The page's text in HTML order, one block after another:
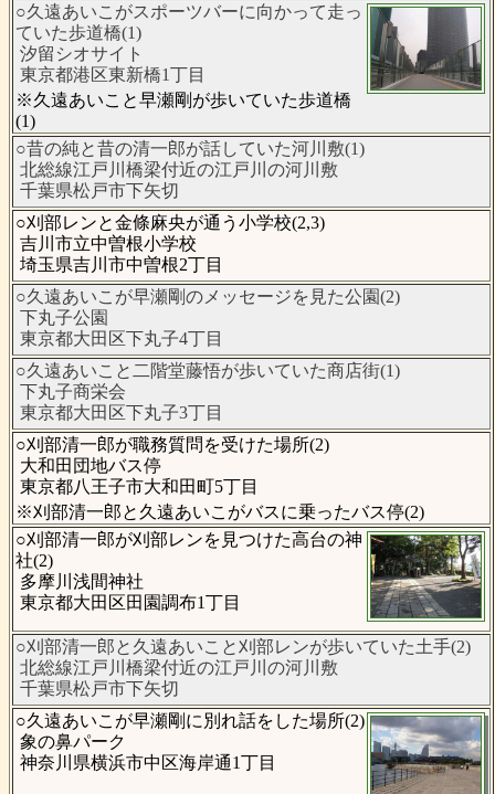
○久遠あいこがスポーツバーに向かって走っ
ていた歩道橋(1)
汐留シオサイト
東京都港区東新橋1丁目
※久遠あいこと早瀬剛が歩いていた歩道橋
(1)
○昔の純と昔の清一郎が話していた河川敷(1)
北総線江戸川橋梁付近の江戸川の河川敷
千葉県松戸市下矢切
○刈部レンと金條麻央が通う小学校(2,3)
吉川市立中曽根小学校
埼玉県吉川市中曽根2丁目
○久遠あいこが早瀬剛のメッセージを見た公園(2)
下丸子公園
東京都大田区下丸子4丁目
○久遠あいこと二階堂藤悟が歩いていた商店街(1)
下丸子商栄会
東京都大田区下丸子3丁目
○刈部清一郎が職務質問を受けた場所(2)
大和田団地バス停
東京都八王子市大和田町5丁目
※刈部清一郎と久遠あいこがバスに乗ったバス停(2)
○刈部清一郎が刈部レンを見つけた高台の神
社(2)
多摩川浅間神社
東京都大田区田園調布1丁目
○刈部清一郎と久遠あいこと刈部レンが歩いていた土手(2)
北総線江戸川橋梁付近の江戸川の河川敷
千葉県松戸市下矢切
○久遠あいこが早瀬剛に別れ話をした場所(2)
象の鼻パーク
神奈川県横浜市中区海岸通1丁目